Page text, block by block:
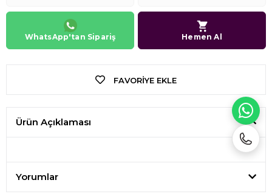
WhatsApp'tan Sipariş Hemen Al
FAVORIYE EKLE
Ürün Açıklaması
Yorumlar